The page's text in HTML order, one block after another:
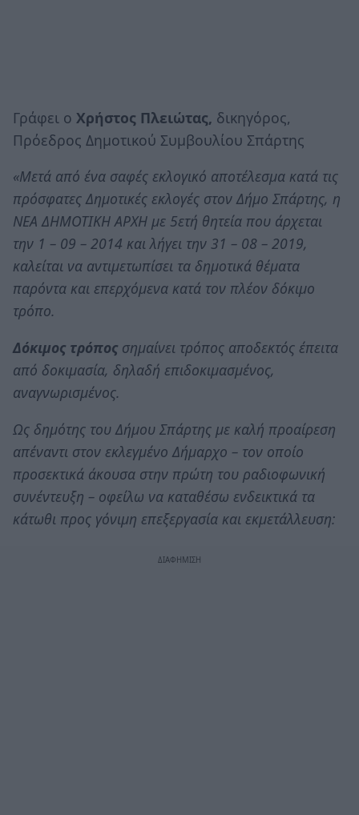
Γράφει ο Χρήστος Πλειώτας, δικηγόρος,
Πρόεδρος Δημοτικού Συμβουλίου Σπάρτης
«Μετά από ένα σαφές εκλογικό αποτέλεσμα κατά τις
πρόσφατες Δημοτικές εκλογές στον Δήμο Σπάρτης, η
ΝΕΑ ΔΗΜΟΤΙΚΗ ΑΡΧΗ με 5ετή θητεία που άρχεται
την 1 – 09 – 2014 και λήγει την 31 – 08 – 2019,
καλείται να αντιμετωπίσει τα δημοτικά θέματα
παρόντα και επερχόμενα κατά τον πλέον δόκιμο
τρόπο.
Δόκιμος τρόπος σημαίνει τρόπος αποδεκτός έπειτα
από δοκιμασία, δηλαδή επιδοκιμασμένος,
αναγνωρισμένος.
Ως δημότης του Δήμου Σπάρτης με καλή προαίρεση
απέναντι στον εκλεγμένο Δήμαρχο – τον οποίο
προσεκτικά άκουσα στην πρώτη του ραδιοφωνική
συνέντευξη – οφείλω να καταθέσω ενδεικτικά τα
κάτωθι προς γόνιμη επεξεργασία και εκμετάλλευση: